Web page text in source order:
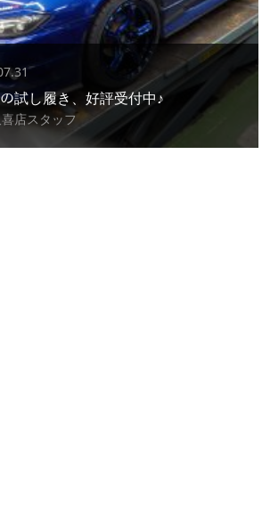
試し履き、好評受付中♪
店スタッフ